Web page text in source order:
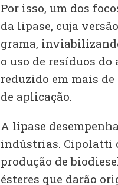
Por isso, um dos
da lipase, cuja
grama,
o uso de resíduos do
reduzido em mais
de aplicação.
A lipase
indústrias. Cipolatti
produção de
ésteres que darão